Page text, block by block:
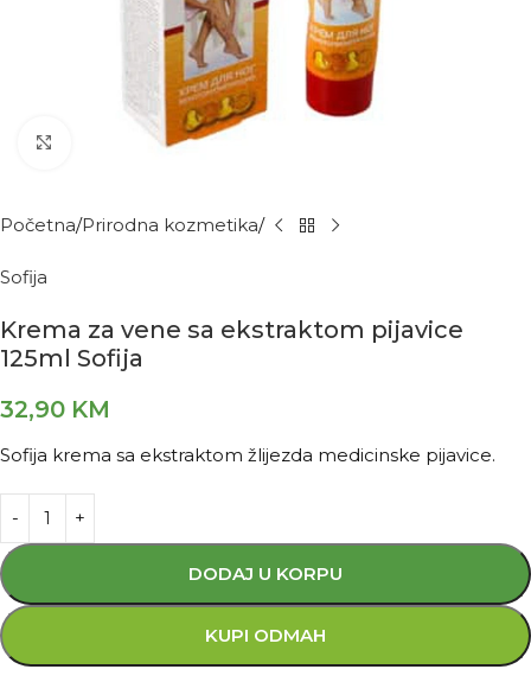
Kliknite za povećanje
Početna Prirodna kozmetika
Sofija
Krema za vene sa ekstraktom pijavice
125ml Sofija
32,90 KM
Sofija krema sa ekstraktom žlijezda medicinske pijavice.
DODAJ U KORPU
KUPI ODMAH